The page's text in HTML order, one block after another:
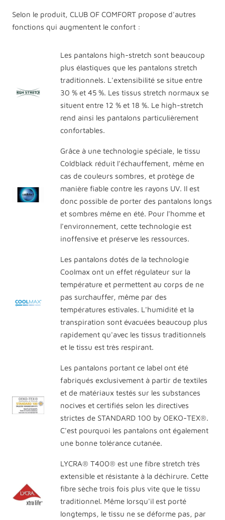
Selon le produit, CLUB OF COMFORT propose d'autres
fonctions qui augmentent le confort :
Les pantalons high-stretch sont beaucoup
plus élastiques que les pantalons stretch
traditionnels. L'extensibilité se situe entre
30 % et 45 %. Les tissus stretch normaux se
situent entre 12 % et 18 %. Le high-stretch
rend ainsi les pantalons particulièrement
confortables.
Grâce à une technologie spéciale, le tissu
Coldblack réduit l'échauffement, même en
cas de couleurs sombres, et protège de
manière fiable contre les rayons UV. Il est
donc possible de porter des pantalons longs
et sombres même en été. Pour l'homme et
l'environnement, cette technologie est
inoffensive et préserve les ressources.
Les pantalons dotés de la technologie
Coolmax ont un effet régulateur sur la
température et permettent au corps de ne
pas surchauffer, même par des
températures estivales. L'humidité et la
transpiration sont évacuées beaucoup plus
rapidement qu'avec les tissus traditionnels
et le tissu est très respirant.
Les pantalons portant ce label ont été
fabriqués exclusivement à partir de textiles
et de matériaux testés sur les substances
nocives et certifiés selon les directives
strictes de STANDARD 100 by OEKO-TEX®.
C'est pourquoi les pantalons ont également
une bonne tolérance cutanée.
LYCRA® T400® est une fibre stretch très
extensible et résistante à la déchirure. Cette
fibre sèche trois fois plus vite que le tissu
traditionnel. Même lorsqu'il est porté
longtemps, le tissu ne se déforme pas, par